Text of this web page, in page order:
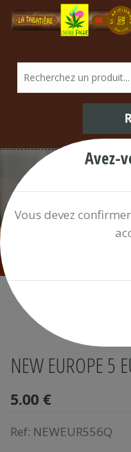
/ Shop
NEW EUROPE 5
5.00 €
Ref: NEWEUR556Q
Avez-
Vous devez